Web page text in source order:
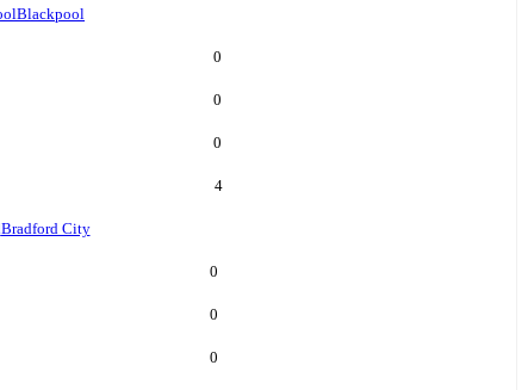
Blackpool
0
0
0
4
Bradford City
0
0
0